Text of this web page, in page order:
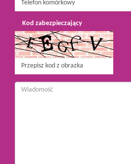
Kod zabezpieczający